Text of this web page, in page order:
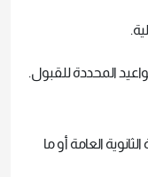
المحددة للقبول.
العامة أو ما